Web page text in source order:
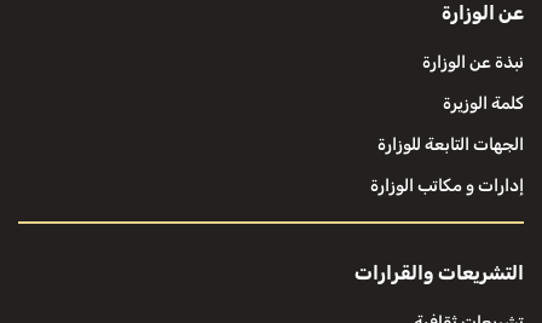
عن الوزارة
نبذة عن الوزارة
كلمة الوزيرة
الجهات التابعة للوزارة
إدارات و مكاتب الوزارة
التشريعات والقرارات